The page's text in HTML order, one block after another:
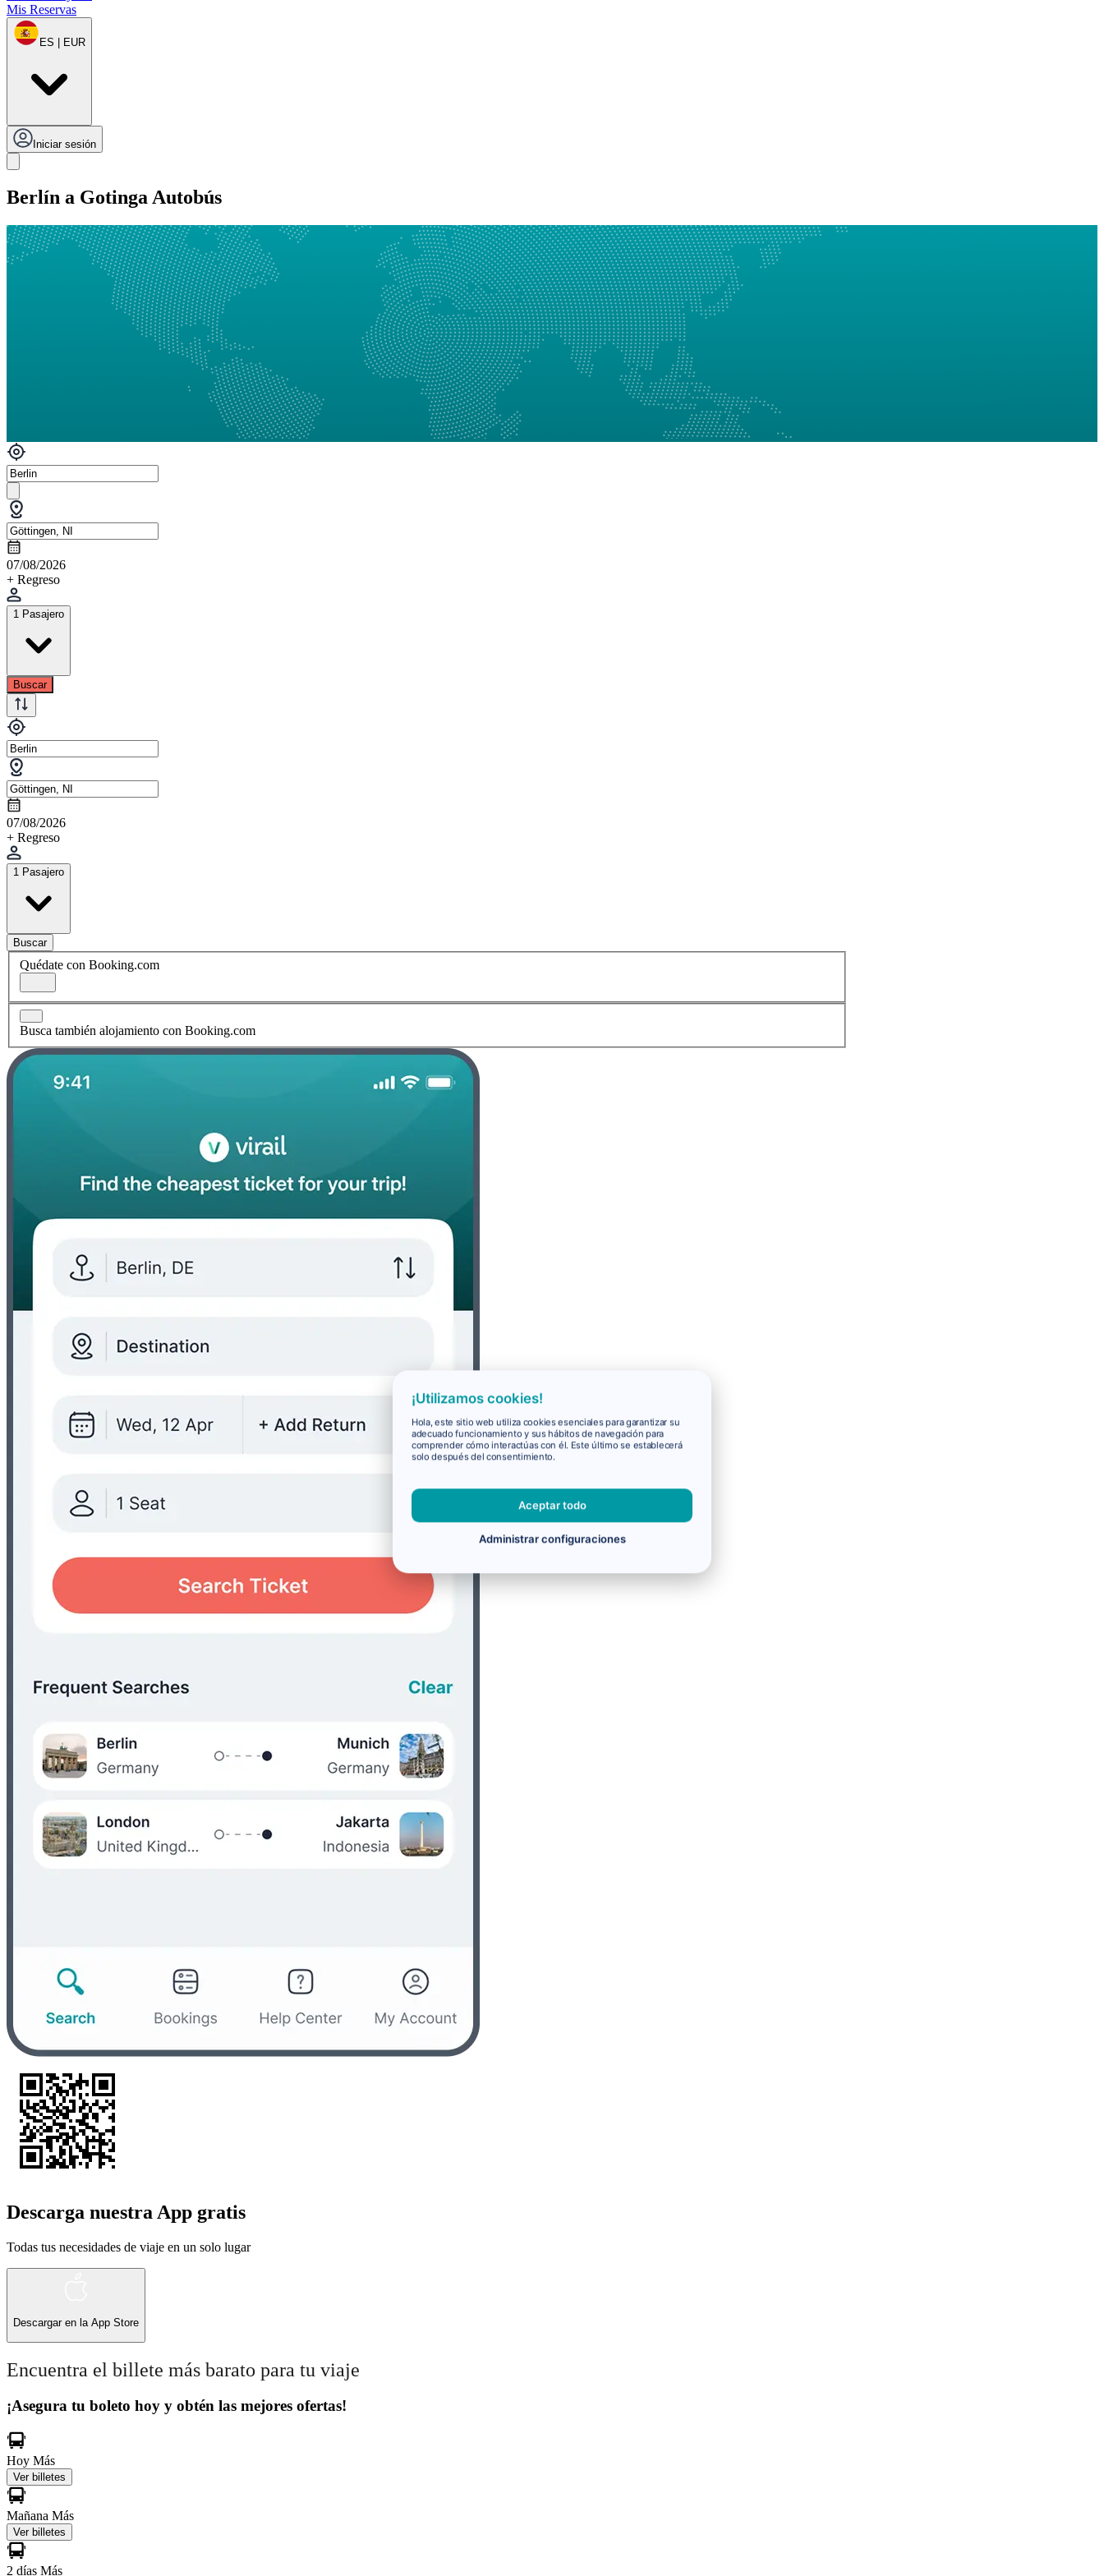
Mis Reservas
ES | EUR
Iniciar sesión
Berlín a Gotinga Autobús
07/08/2026
+ Regreso
1 Pasajero
Buscar
07/08/2026
+ Regreso
1 Pasajero
Buscar
Quédate con Booking.com
Busca también alojamiento con Booking.com
Descarga nuestra App gratis
Todas tus necesidades de viaje en un solo lugar
Descargar en la App Store
Encuentra el billete más barato para tu viaje
¡Asegura tu boleto hoy y obtén las mejores ofertas!
Hoy Más
Ver billetes
Mañana Más
Ver billetes
2 días Más
¡Utilizamos cookies!
Hola, este sitio web utiliza cookies esenciales para garantizar su
adecuado funcionamiento y sus hábitos de navegación para
comprender cómo interactúas con él. Este último se establecerá
solo después del consentimiento.
Aceptar todo
Administrar configuraciones